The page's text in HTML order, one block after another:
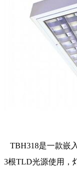
TBH318是一款嵌
3根TLD光源使用，